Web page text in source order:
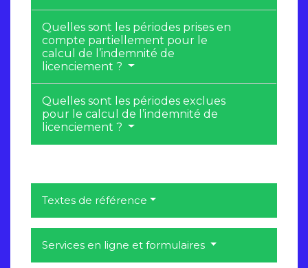
Quelles sont les périodes prises en
compte partiellement pour le
calcul de l’indemnité de
licenciement ?
Quelles sont les périodes exclues
pour le calcul de l’indemnité de
licenciement ?
Textes de référence
Services en ligne et formulaires